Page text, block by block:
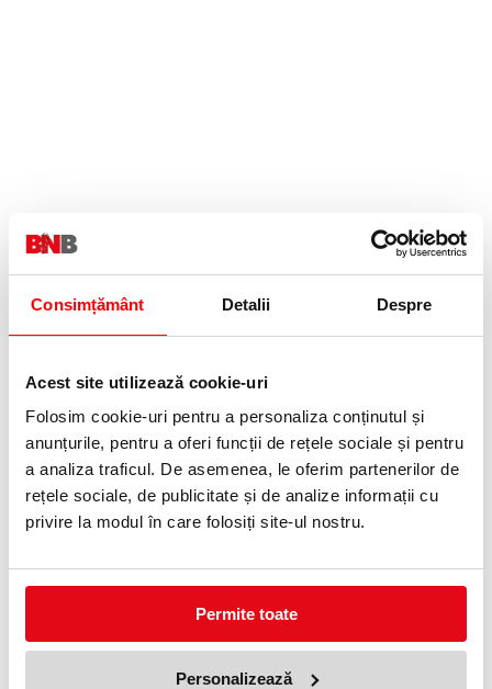
Consimțământ Detalii Despre
Acest site utilizează cookie-uri
Folosim cookie-uri pentru a personaliza conținutul și
anunțurile, pentru a oferi funcții de rețele sociale și pentru
a analiza traficul. De asemenea, le oferim partenerilor de
rețele sociale, de publicitate și de analize informații cu
privire la modul în care folosiți site-ul nostru.
Permite toate
Personalizează
Tip
Banda ID1 Vinyl
Dimensiune banda
12 mm x 5.5 m
Culoare
alb-rosu
PRODUSE SIMILARE